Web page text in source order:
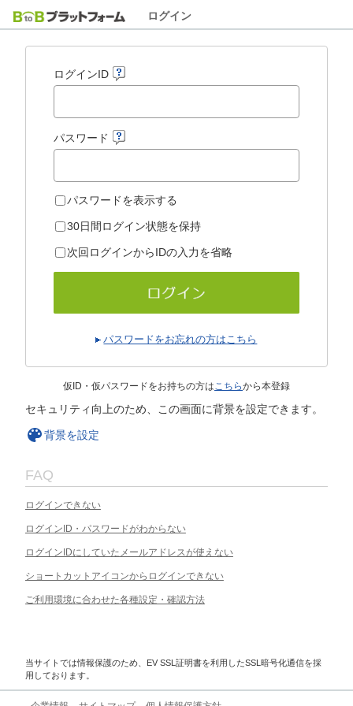
ログイン
ログインID
パスワード
パスワードを表示する
30日間ログイン状態を保持
次回ログインからIDの入力を省略
パスワードをお忘れの方はこちら
仮ID・仮パスワードをお持ちの方はこちらから本登録
セキュリティ向上のため、この画面に背景を設定できます。
背景を設定
FAQ
ログインできない
ログインID・パスワードがわからない
ログインIDにしていたメールアドレスが使えない
ショートカットアイコンからログインできない
ご利用環境に合わせた各種設定・確認方法
当サイトでは情報保護のため、EV SSL証明書を利用したSSL暗号化通信を採
用しております。